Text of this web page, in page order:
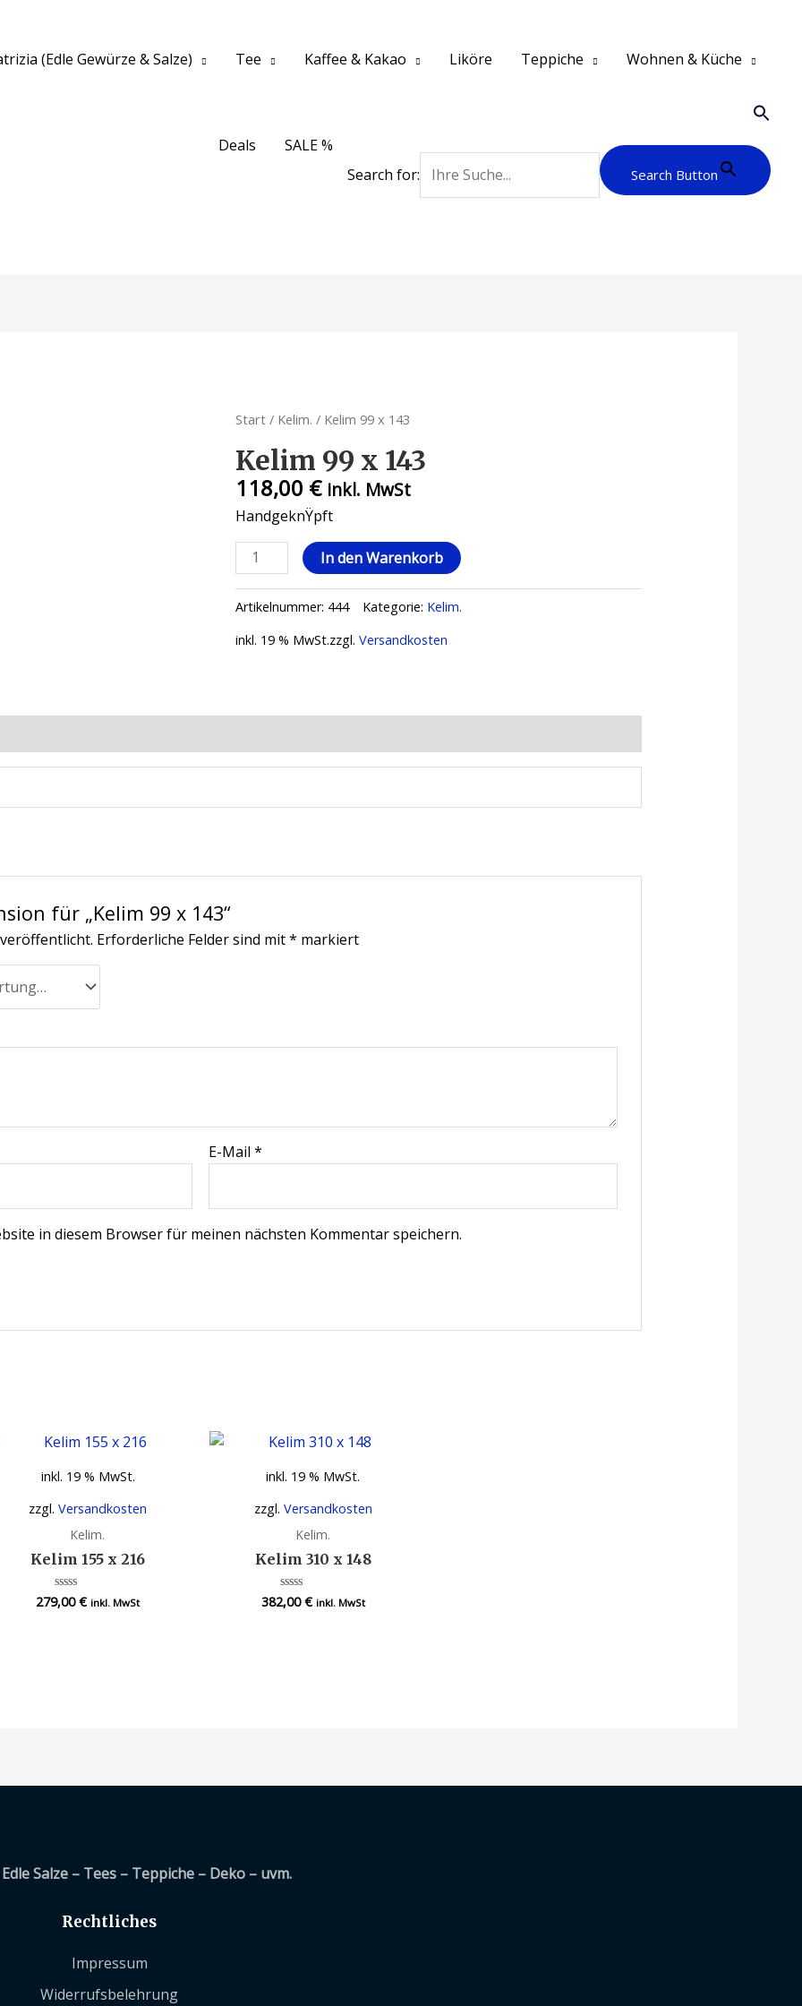
(Edle Gewürze & Salze) Tee Kaffee & Kakao Liköre Teppiche Wohnen & Küche
Deals
SALE %
Search for:
Search Button
Start / Kelim. / Kelim 99 x 143
Kelim 99 x 143
118,00 € inkl. MwSt
HandgeknŸpft
Kelim
99
x
143
Menge
In den Warenkorb
Artikelnummer: 444 Kategorie: Kelim.
inkl. 19 % MwSt.zzgl.Versandkosten
für „Kelim 99 x 143“
Erforderliche Felder sind mit* markiert
E-Mail*
in diesem Browser für meinen nächsten Kommentar speichern.
inkl. 19 % MwSt.
zzgl.Versandkosten
Kelim.
Kelim 155 x 216
Bewertet
mit
279,00€ inkl. MwSt
inkl. 19 % MwSt.
zzgl. Versandkosten
Kelim.
Kelim 310 x 148
Bewertet
mit
382,00€ inkl. MwSt
Salze – Tees – Teppiche – Deko – uvm.
Rechtliches
Impressum
Widerrufsbelehrung